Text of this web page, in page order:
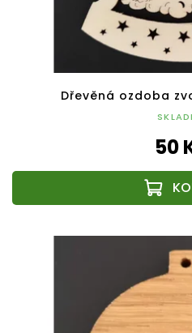
Dřevěná ozdoba
50